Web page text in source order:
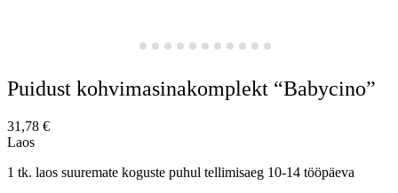
Puidust kohvimasinakomplekt “Babycino”
31,78 €
Laos
1 tk. laos suuremate koguste puhul tellimisaeg 10-14 tööpäeva